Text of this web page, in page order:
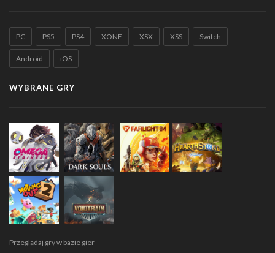
PC PS5 PS4 XONE XSX XSS Switch
Android iOS
WYBRANE GRY
Przeglądaj gry w bazie gier